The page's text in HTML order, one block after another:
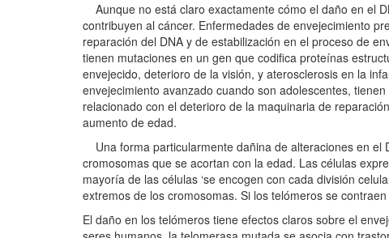
Aunque no está claro exactamente cómo el daño en el
contribuyen al cáncer. Enfermedades de envejecimiento
reparación del DNA y de estabilización en el proceso de
tienen mutaciones en un gen que codifica proteínas
envejecido, deterioro de la visión, y aterosclerosis en la
envejecimiento avanzado cuando son adolescentes,
relacionado con el deterioro de la maquinaria de
aumento de edad.
Una forma particularmente dañina de alteraciones en el
cromosomas que se acortan con la edad. Las células
mayoría de las células ‘se encogen con cada división
extremos de los cromosomas. Si los telómeros se
El daño en los telómeros tiene efectos claros sobre el